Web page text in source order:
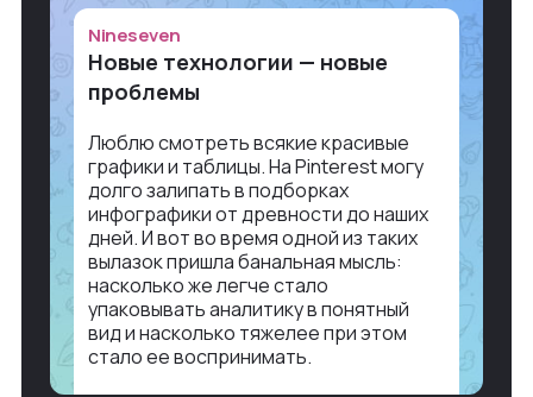
Nineseven
Новые технологии — новые
проблемы
Люблю смотреть всякие красивые
графики и таблицы. На Pinterest могу
долго залипать в подборках
инфографики от древности до наших
дней. И вот во время одной из таких
вылазок пришла банальная мысль:
насколько же легче стало
упаковывать аналитику в понятный
вид и насколько тяжелее при этом
стало ее воспринимать.